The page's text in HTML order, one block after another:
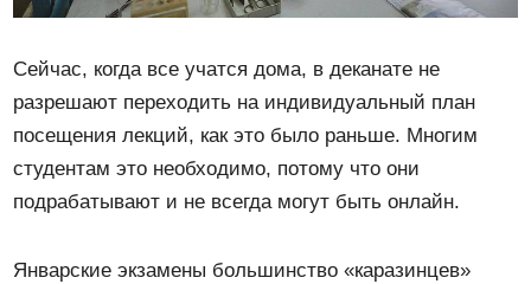
Сейчас, когда все учатся дома, в деканате не
разрешают переходить на индивидуальный план
посещения лекций, как это было раньше. Многим
студентам это необходимо, потому что они
подрабатывают и не всегда могут быть онлайн.
Январские экзамены большинство «каразинцев»